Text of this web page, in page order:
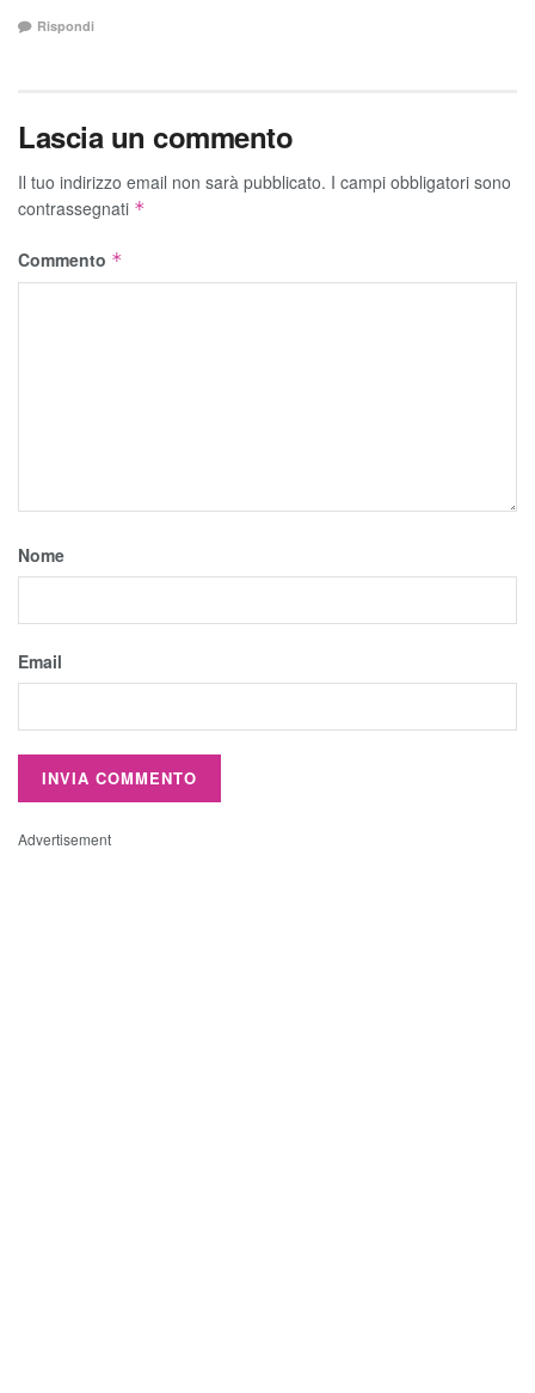
Rispondi
Lascia un commento
Il tuo indirizzo email non sarà pubblicato. I campi obbligatori sono
contrassegnati *
Commento *
Nome
Email
Advertisement